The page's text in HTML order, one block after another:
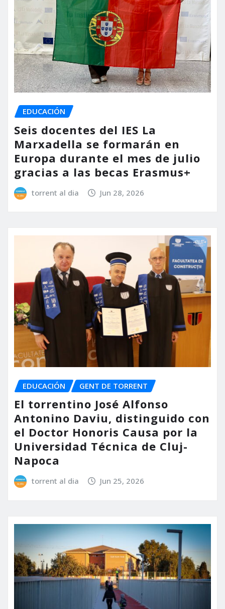
EDUCACIÓN
Seis docentes del IES La
Marxadella se formarán en
Europa durante el mes de julio
gracias a las becas Erasmus+
torrent al dia Jun 28, 2026
EDUCACIÓN GENT DE TORRENT
El torrentino José Alfonso
Antonino Daviu, distinguido con
el Doctor Honoris Causa por la
Universidad Técnica de Cluj-
Napoca
torrent al dia Jun 25, 2026